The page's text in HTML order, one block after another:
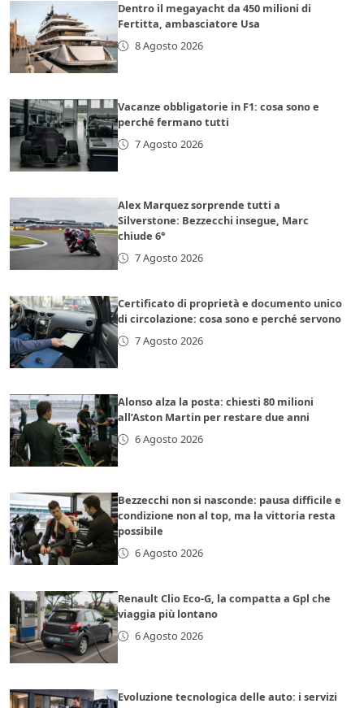
Dentro il megayacht da 450 milioni di
Fertitta, ambasciatore Usa
8 Agosto 2026
Vacanze obbligatorie in F1: cosa sono e
perché fermano tutti
7 Agosto 2026
Alex Marquez sorprende tutti a
Silverstone: Bezzecchi insegue, Marc
chiude 6°
7 Agosto 2026
Certificato di proprietà e documento unico
di circolazione: cosa sono e perché servono
7 Agosto 2026
Alonso alza la posta: chiesti 80 milioni
all’Aston Martin per restare due anni
6 Agosto 2026
Bezzecchi non si nasconde: pausa difficile e
condizione non al top, ma la vittoria resta
possibile
6 Agosto 2026
Renault Clio Eco-G, la compatta a Gpl che
viaggia più lontano
6 Agosto 2026
Evoluzione tecnologica delle auto: i servizi